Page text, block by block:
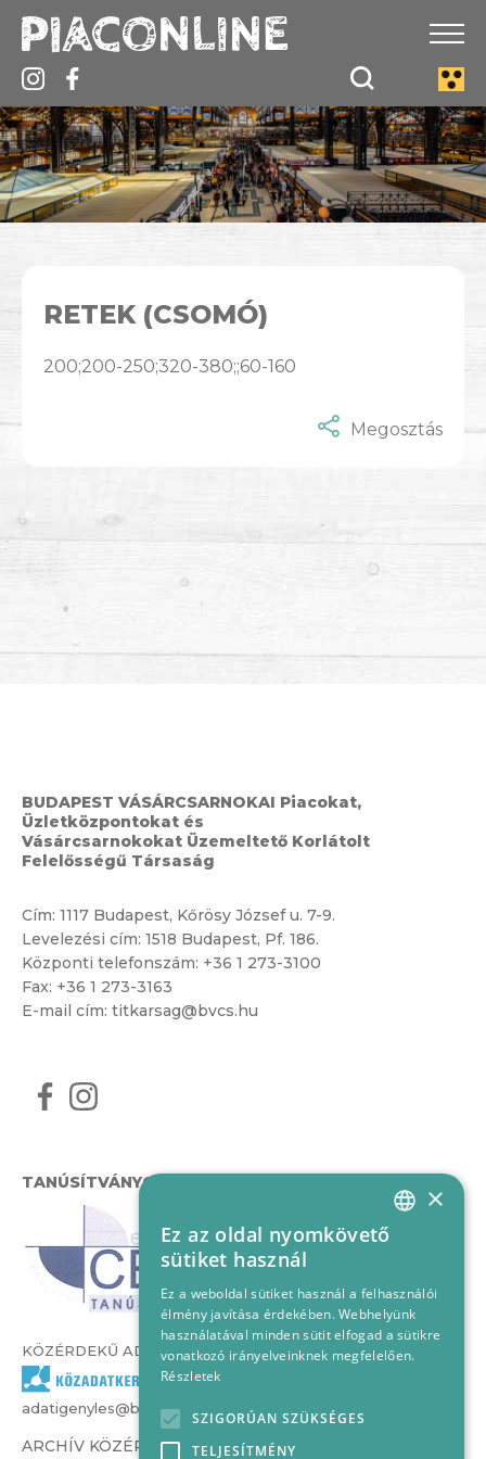
RETEK (CSOMÓ)
200;200-250;320-380;;60-160
Megosztás
BUDAPEST VÁSÁRCSARNOKAI Piacokat,
Üzletközpontokat és
Vásárcsarnokokat Üzemeltető Korlátolt
Felelősségű Társaság
Cím: 1117 Budapest, Kőrösy József u. 7-9.
Levelezési cím: 1518 Budapest, Pf. 186.
Központi telefonszám: +36 1 273-3100
Fax: +36 1 273-3163
E-mail cím: titkarsag@bvcs.hu
TANÚSÍTVÁNYOK
KÖZÉRDEKŰ ADATOK
adatigenyles@bvcs.hu
ARCHÍV KÖZÉRDEKŰ ADATOK –
HUNGARIAN
×
Ez az oldal nyomkövető
sütiket használ
Ez a weboldal sütiket használ a felhasználói
élmény javítása érdekében. Webhelyünk
használatával minden sütit elfogad a sütikre
vonatkozó irányelveinknek megfelelően.
Részletek
SZIGORÚAN SZÜKSÉGES
TELJESÍTMÉNY